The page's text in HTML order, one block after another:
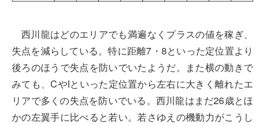
西川龍はどのエリアでも満遍なくプラスの値を稼ぎ、
失点を減らしている。特に距離7・8といった定位置より
後ろのほうで失点を防いでいたようだ。また横の動きで
みても、CやIといった定位置から左右に大きく離れたエ
リアで多くの失点を防いでいる。西川龍はまだ26歳とほ
かの左翼手に比べると若い。若さゆえの機動力がこうし